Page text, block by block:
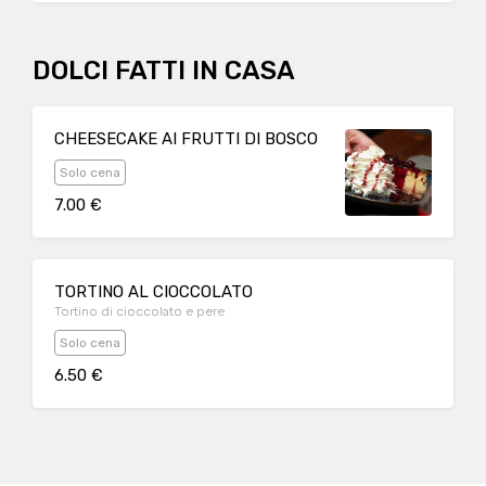
DOLCI FATTI IN CASA
CHEESECAKE AI FRUTTI DI BOSCO
Solo cena
7.00 €
TORTINO AL CIOCCOLATO
Tortino di cioccolato e pere
Solo cena
6.50 €